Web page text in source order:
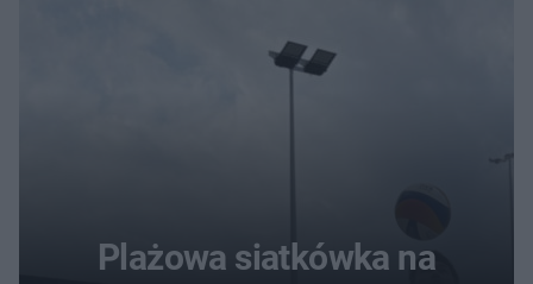
Plażowa siatkówka na